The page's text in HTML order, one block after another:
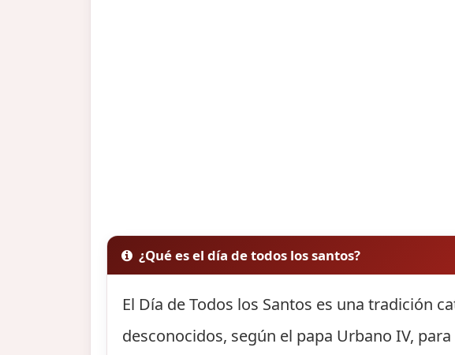
¿Qué es el día de todos los santos?
El Día de Todos los Santos es una tradición
desconocidos, según el papa Urbano IV,